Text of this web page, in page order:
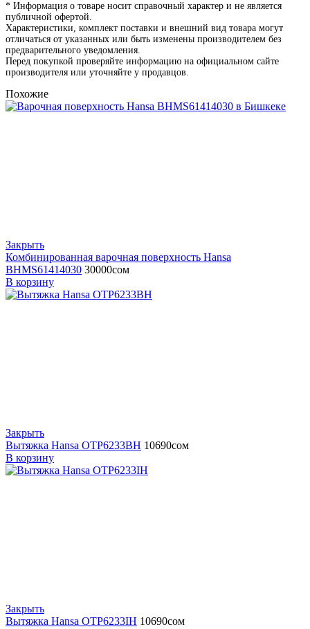
* Информация о товаре носит справочный характер и не является
публичной офертой.
Характеристики, комплект поставки и внешний вид товара могут
отличаться от указанных или быть изменены производителем без
предварительного уведомления.
Перед покупкой проверяйте информацию на официальном сайте
производителя или уточняйте у продавцов.
Похожие
Закрыть
Комбинированная варочная поверхность Hansa
BHMS61414030 30000сом
В корзину
Закрыть
Вытяжка Hansa OTP6233BH 10690сом
В корзину
Закрыть
Вытяжка Hansa OTP6233IH 10690сом